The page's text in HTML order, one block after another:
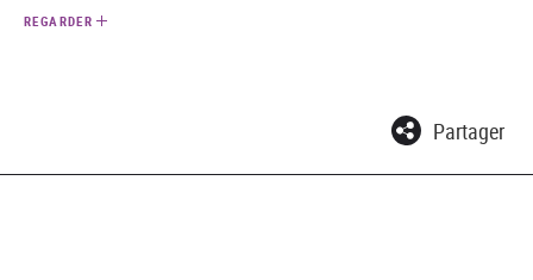
REGARDER
Partager